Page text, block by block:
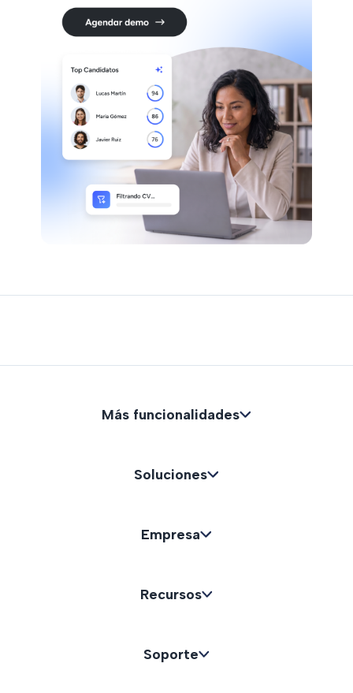
Más funcionalidades
Soluciones
Empresa
Recursos
Soporte